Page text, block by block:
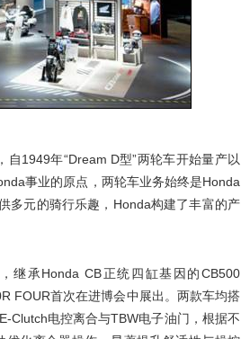
1949年“Dream D型”两轮车开始量产以
事业的原点，两轮车业务始终是Honda
多元的骑行乐趣，Honda构建了丰富的产
继承Honda CB正统四缸基因的CB500
FOUR首次在进博会中展出。两款车均搭
Clutch电控离合与TBW电子油门，根据不